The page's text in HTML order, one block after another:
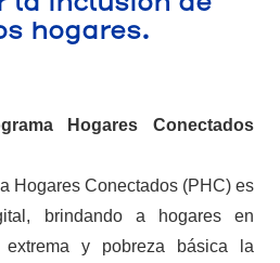
hogares.
Hogares Conectados
Hogares Conectados (PHC) es
brindando a hogares en
y pobreza básica la